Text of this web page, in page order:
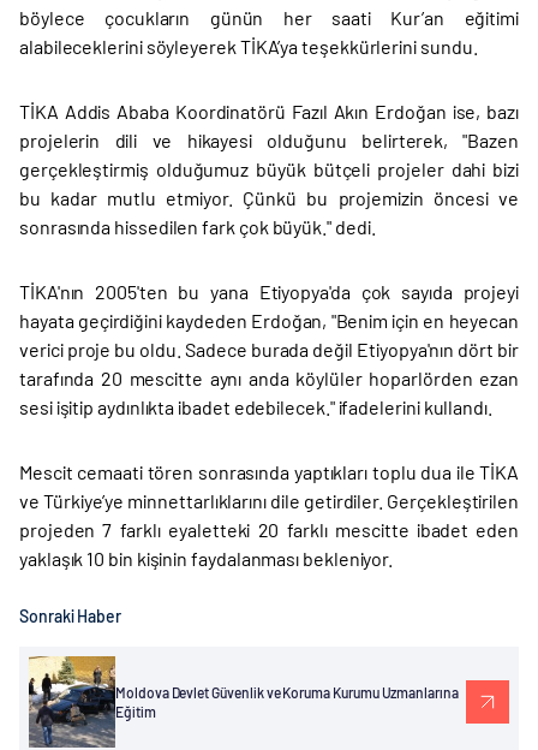
böylece çocukların günün her saati Kur’an eğitimi
alabileceklerini söyleyerek TİKA’ya teşekkürlerini sundu.
TİKA Addis Ababa Koordinatörü Fazıl Akın Erdoğan ise, bazı
projelerin dili ve hikayesi olduğunu belirterek, "Bazen
gerçekleştirmiş olduğumuz büyük bütçeli projeler dahi bizi
bu kadar mutlu etmiyor. Çünkü bu projemizin öncesi ve
sonrasında hissedilen fark çok büyük." dedi.
TİKA'nın 2005'ten bu yana Etiyopya'da çok sayıda projeyi
hayata geçirdiğini kaydeden Erdoğan, "Benim için en heyecan
verici proje bu oldu. Sadece burada değil Etiyopya'nın dört bir
tarafında 20 mescitte aynı anda köylüler hoparlörden ezan
sesi işitip aydınlıkta ibadet edebilecek." ifadelerini kullandı.
Mescit cemaati tören sonrasında yaptıkları toplu dua ile TİKA
ve Türkiye’ye minnettarlıklarını dile getirdiler. Gerçekleştirilen
projeden 7 farklı eyaletteki 20 farklı mescitte ibadet eden
yaklaşık 10 bin kişinin faydalanması bekleniyor.
Sonraki Haber
Moldova Devlet Güvenlik ve Koruma Kurumu Uzmanlarına
Eğitim